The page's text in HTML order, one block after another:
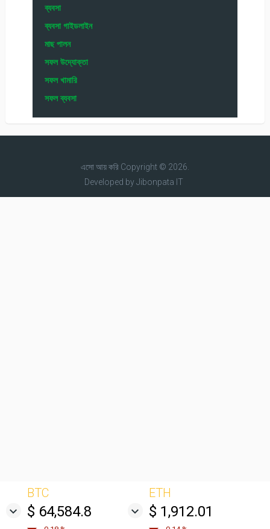
ব্যবসা
ব্যবসা গাইডলাইন
মাছ পালন
সফল উদ্যোক্তা
সফল খামারি
সফল ব্যবসা
এসো আয় করিCopyright © 2026.
Developed byJibonpata IT
BTC
$ 64,584.8
ETH
$ 1,912.01